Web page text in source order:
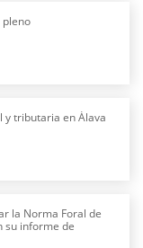
pleno
y tributaria en Álava
la Norma Foral de
su informe de